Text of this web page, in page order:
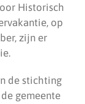
Historisch
op
zijn er
de stichting
gemeente